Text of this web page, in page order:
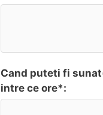
Cand puteti fi
intre ce ore*: